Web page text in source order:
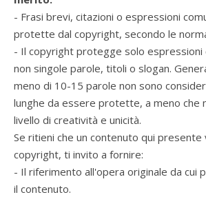
- Frasi brevi, citazioni o espressioni
protette dal copyright, secondo le
- Il copyright protegge solo espressioni
non singole parole, titoli o slogan.
meno di 10-15 parole non sono
lunghe da essere protette, a meno che
livello di creatività e unicità.
Se ritieni che un contenuto qui presente
copyright, ti invito a fornire:
- Il riferimento all'opera originale da cui
il contenuto.